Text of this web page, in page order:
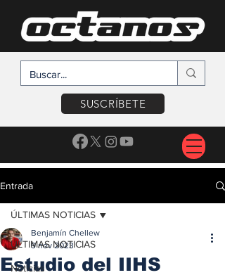
SUSCRÍBETE
Entrada
ÚLTIMAS NOTICIAS
Noticias
ÚLTIMAS NOTICIAS
Estudio del IIHS
Benjamín Chellew
9 nov 2023